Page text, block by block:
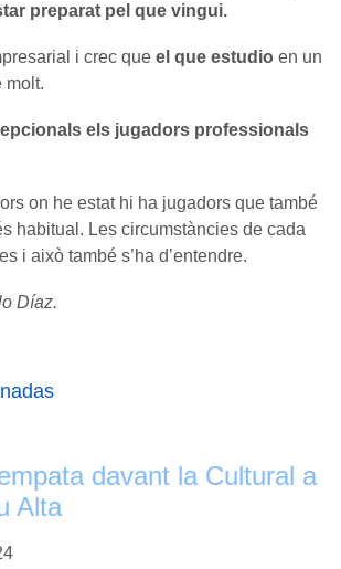
preparat pel que vingui.
i crec que el que estudio en un
molt.
els jugadors professionals
on he estat hi ha jugadors que també
habitual. Les circumstàncies de cada
i això també s’ha d’entendre.
Díaz.
davant la Cultural a
Alta